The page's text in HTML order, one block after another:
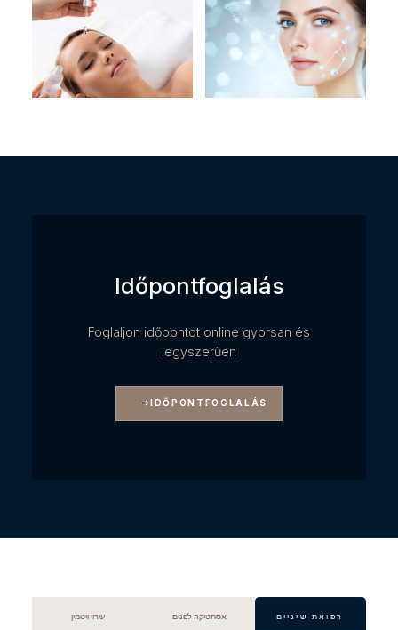
Időpontfoglalás
Foglaljon időpontot online gyorsan és
egyszerűen.
IDŐPONTFOGLALÁS
רפואת שיניים אסתטיקה לפנים עירוי ויטמין